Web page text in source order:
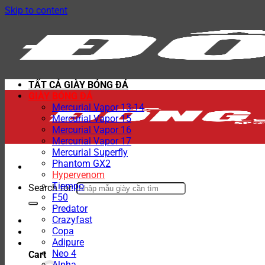
Skip to content
Search for:
Cart
TẤT CẢ GIÀY BÓNG ĐÁ
GIÀY BÓNG ĐÁ
Mercurial Vapor 13-14
Mercurial Vapor 15
Mercurial Vapor 16
Mercurial Vapor 17
Mercurial Superfly
Phantom GX2
Hypervenom
Tiempo
F50
Predator
Crazyfast
Copa
Adipure
Neo 4